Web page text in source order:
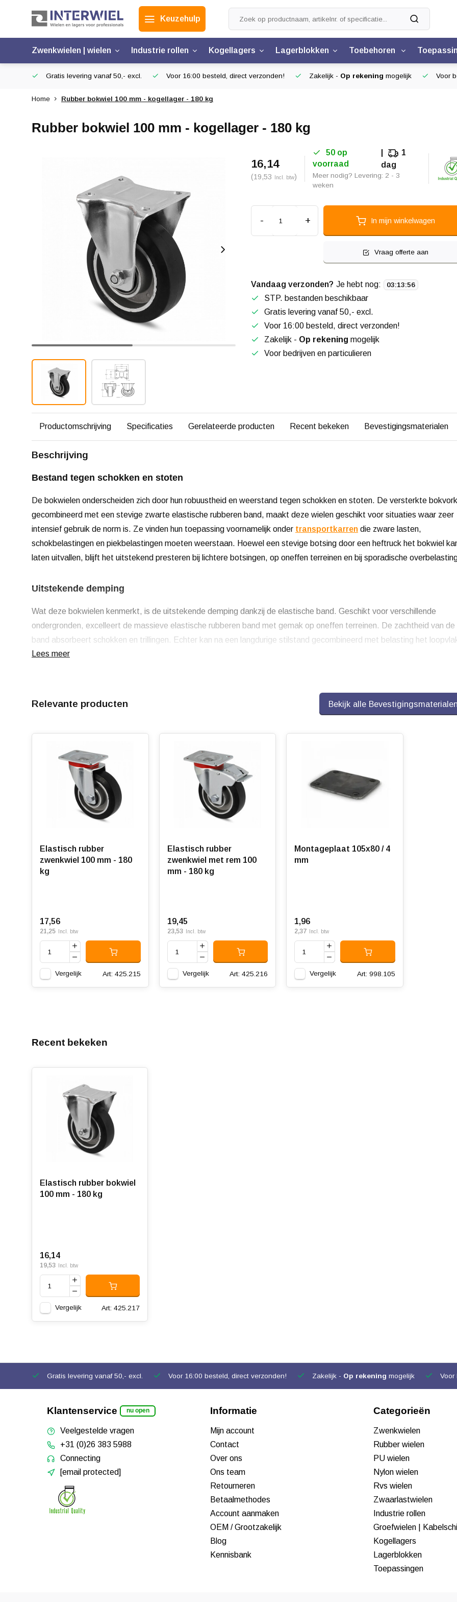
Keuzehulp
Zwenkwielen | wielen Industrie rollen Kogellagers Lagerblokken Toebehoren
Gratis levering vanaf 50,- excl. Voor 16:00 besteld, direct verzonden! Zakelijk - Op rekening mogelijk Voor
Home Rubber bokwiel 100 mm - kogellager - 180 kg
Rubber bokwiel 100 mm - kogellager - 180 kg
16,14
(19,53 Incl. btw)
50 op
voorraad
1
dag
Meer nodig? Levering: 2 - 3
weken
- + In mijn winkelwagen
Vraag offerte aan
Vandaag verzonden? Je hebt nog: 03:13:56
STP. bestanden beschikbaar
Gratis levering vanaf 50,- excl.
Voor 16:00 besteld, direct verzonden!
Zakelijk - Op rekening mogelijk
Voor bedrijven en particulieren
Productomschrijving Specificaties Gerelateerde producten Recent bekeken Bevestigingsmaterialen
Beschrijving
Bestand tegen schokken en stoten
De bokwielen onderscheiden zich door hun robuustheid en weerstand tegen schokken en stoten. De versterkte
gecombineerd met een stevige zwarte elastische rubberen band, maakt deze wielen geschikt voor situaties waar zeer
intensief gebruik de norm is. Ze vinden hun toepassing voornamelijk onder transportkarren die zware lasten,
schokbelastingen en piekbelastingen moeten weerstaan. Hoewel een stevige botsing door een heftruck het bokwiel
laten uitvallen, blijft het uitstekend presteren bij lichtere botsingen, op oneffen terreinen en bij sporadische
Uitstekende demping
Wat deze bokwielen kenmerkt, is de uitstekende demping dankzij de elastische band. Geschikt voor verschillende
ondergronden, excelleert de massieve elastische rubberen band met gemak op oneffen terreinen. De zachtheid van de
band absorbeert schokken en trillingen. Echter kan na een langdurige stilstand gecombineerd met belasting het
iets afvlakken.
De wielen zijn uitgerust met precisiekogellagers aan beide zijden (6204 2RS). Wat ze onderscheidt van vergelijkbare
rolweerstand. Dankzij de natuurlijke elasticiteit van rubber veert het wiel lichtjes mee onder belasting, wat leidt tot het
vrijkomen van energie tijdens het rollen. Dit zorgt voor een lage aanrijweerstand en een soepele rolbeweging.
Korting vanaf 24 stuks , zie staffelprijzen of neem contact op voor een offerte.
Lees meer
Relevante producten Bekijk alle
Elastisch rubber
zwenkwiel 100 mm - 180
kg
17,56
21,25 Incl. btw
Vergelijk Art: 425.215
Elastisch rubber
zwenkwiel met rem 100
mm - 180 kg
19,45
23,53 Incl. btw
Vergelijk Art: 425.216
Montageplaat 105x80 / 4
mm
1,96
2,37 Incl. btw
Vergelijk Art: 998.105
Recent bekeken
Elastisch rubber bokwiel
100 mm - 180 kg
16,14
19,53 Incl. btw
Vergelijk Art: 425.217
Gratis levering vanaf 50,- excl. Voor 16:00 besteld, direct verzonden! Zakelijk - Op rekening mogelijk Voor
Klantenservice nu open
Veelgestelde vragen
+31 (0)26 383 5988
Connecting
[email protected]
Informatie
Mijn account
Contact
Over ons
Ons team
Retourneren
Betaalmethodes
Account aanmaken
OEM / Grootzakelijk
Blog
Kennisbank
Categorieën
Zwenkwielen
Rubber wielen
PU wielen
Nylon wielen
Rvs wielen
Zwaarlastwielen
Industrie rollen
Groefwielen |
Kogellagers
Lagerblokken
Toepassingen